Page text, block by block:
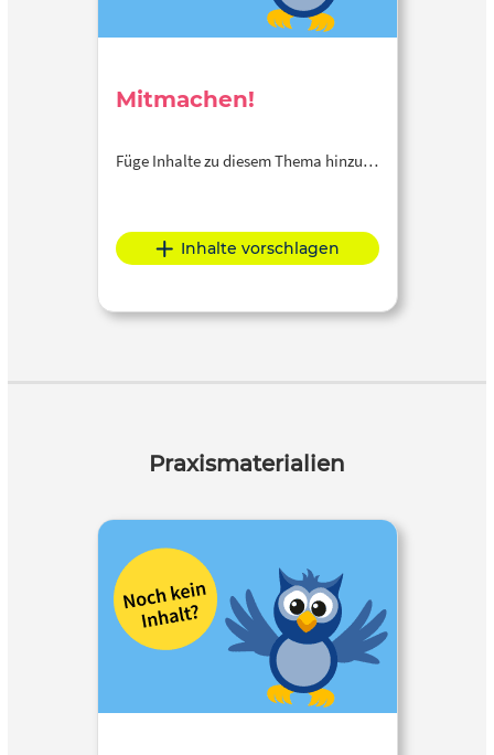
Mitmachen!
Füge Inhalte zu diesem Thema hinzu…
Inhalte vorschlagen
Praxismaterialien